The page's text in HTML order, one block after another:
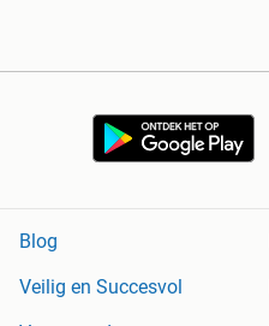
Blog
Veilig en Succesvol